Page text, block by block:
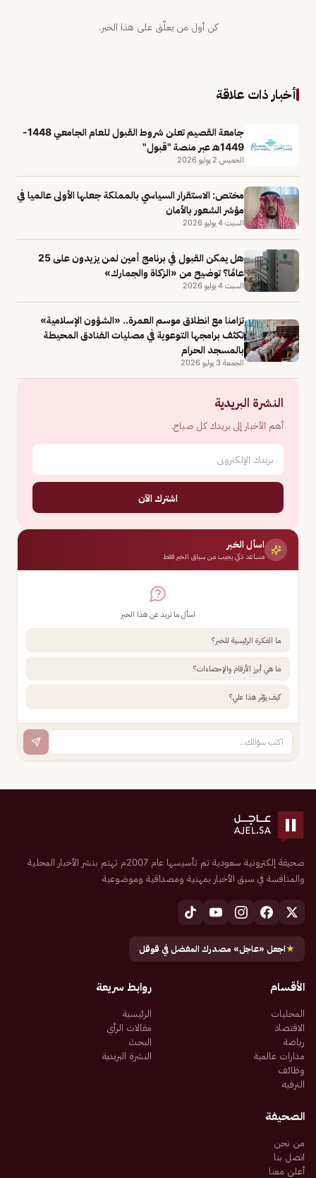
كن أول من يعلّق على هذا الخبر.
أخبار ذات علاقة
جامعة القصيم تعلن شروط القبول للعام الجامعي 1448-
1449هـ عبر منصة "قبول"
الخميس 2 يوليو 2026
مختص: الاستقرار السياسي بالمملكة جعلها الأولى عالميا في
مؤشر الشعور بالأمان
السبت 4 يوليو 2026
هل يمكن القبول في برنامج أمين لمن يزيدون على 25
عامًا؟ توضيح من «الزكاة والجمارك»
السبت 4 يوليو 2026
تزامنا مع انطلاق موسم العمرة.. «الشؤون الإسلامية»
تكثف برامجها التوعوية في مصليات الفنادق المحيطة
بالمسجد الحرام
الجمعة 3 يوليو 2026
النشرة البريدية
أهم الأخبار إلى بريدك كل صباح.
اشترك الآن
اسأل الخبر
مساعد ذكي يجيب من سياق الخبر فقط
اسأل ما تريد عن هذا الخبر
ما الفكرة الرئيسية للخبر؟
ما هي أبرز الأرقام والإحصاءات؟
كيف يؤثر هذا علي؟
صحيفة إلكترونية سعودية تم تأسيسها عام 2007م تهتم بنشر الأخبار المحلية
والمنافسة في سبق الأخبار بمهنية ومصداقية وموضوعية
★اجعل «عاجل» مصدرك المفضل في قوقل
الأقسام
المحليات
الاقتصاد
رياضة
مدارات عالمية
وظائف
الترفيه
روابط سريعة
الرئيسية
مقالات الرأي
البحث
النشرة البريدية
الصحيفة
من نحن
اتصل بنا
أعلن معنا